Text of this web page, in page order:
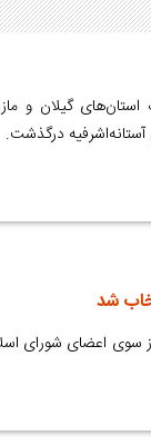
گیلان و
درگذشت.
شد
شهرداری رشت از سوی اعضای